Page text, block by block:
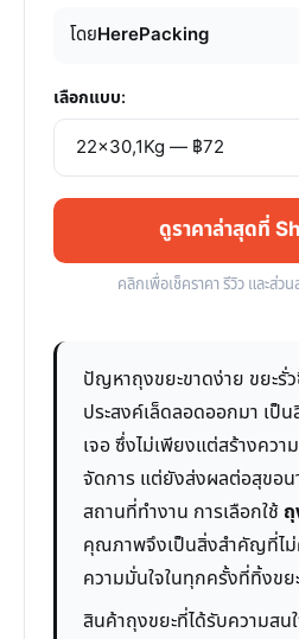
โดยHerePacking
เลือกแบบ:
ดูราคาล่าสุดที่
คลิกเพื่อเช็คราคา รีวิว และส่
ปัญหาถุงขยะขาดง่าย ขยะรั่
ประสงค์เล็ดลอดออกมา เป็
เจอ ซึ่งไม่เพียงแต่สร้างควา
จัดการ แต่ยังส่งผลต่อสุขอ
สถานที่ทำงาน การเลือกใช้
คุณภาพจึงเป็นสิ่งสำคัญที่ไม่
ความมั่นใจในทุกครั้งที่ทิ้งขย
สินค้าถุงขยะที่ได้รับความสน